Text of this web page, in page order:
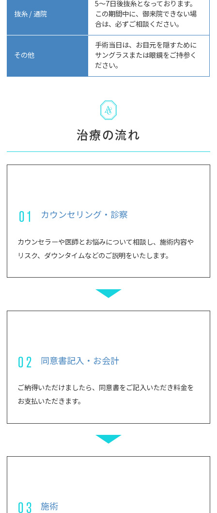
抜糸 / 通院
5〜7日後抜糸となっております。
この期間中に、御来院できない場
合は、必ずご相談ください。
その他
手術当日は、お目元を隠すために
サングラスまたは眼鏡をご持参く
ださい。
治療の流れ
01 カウンセリング・診察
カウンセラーや医師とお悩みについて相談し、施術内容や
リスク、ダウンタイムなどのご説明をいたします。
02 同意書記入・お会計
ご納得いただけましたら、同意書をご記入いただき料金を
お支払いただきます。
03 施術